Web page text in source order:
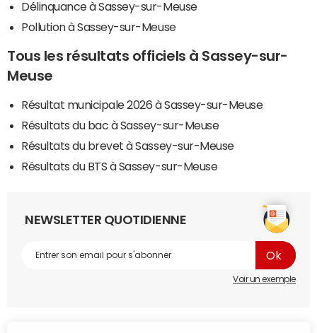
Délinquance à Sassey-sur-Meuse
Pollution à Sassey-sur-Meuse
Tous les résultats officiels à Sassey-sur-
Meuse
Résultat municipale 2026 à Sassey-sur-Meuse
Résultats du bac à Sassey-sur-Meuse
Résultats du brevet à Sassey-sur-Meuse
Résultats du BTS à Sassey-sur-Meuse
NEWSLETTER QUOTIDIENNE
Voir un exemple